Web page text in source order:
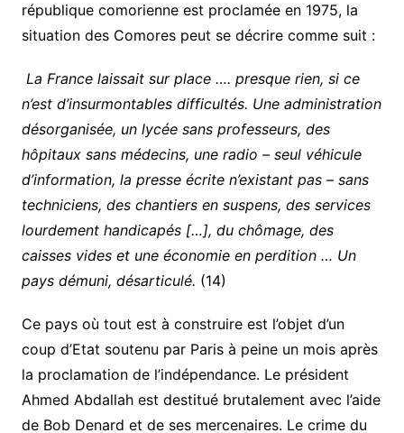
république comorienne est proclamée en 1975, la
situation des Comores peut se décrire comme suit :
La France laissait sur place …. presque rien, si ce
n’est d’insurmontables difficultés. Une administration
désorganisée, un lycée sans professeurs, des
hôpitaux sans médecins, une radio – seul véhicule
d’information, la presse écrite n’existant pas – sans
techniciens, des chantiers en suspens, des services
lourdement handicapés […], du chômage, des
caisses vides et une économie en perdition … Un
pays démuni, désarticulé. (14)
Ce pays où tout est à construire est l’objet d’un
coup d’Etat soutenu par Paris à peine un mois après
la proclamation de l’indépendance. Le président
Ahmed Abdallah est destitué brutalement avec l’aide
de Bob Denard et de ses mercenaires. Le crime du